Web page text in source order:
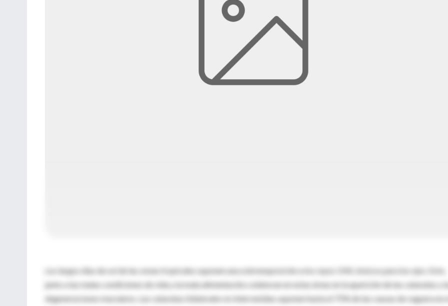
Los largos días de sol de las zonas tropicales suponen una sobreexposición a los rayos UVA, tóxicos para los ojos. Esto,
junto a las malas condiciones de vida y la mala alimentación colaboran en estas áreas en la aparición de las cataratas y
degeneraciones maculares. Las cataratas bilaterales no intervenidas suponen hasta el 75% de las causas de ceguera en el